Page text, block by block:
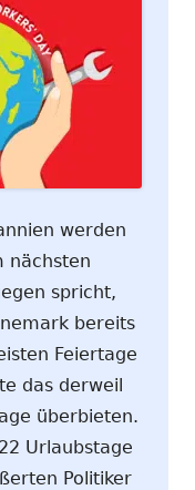
werden
nächsten
spricht,
bereits
Feiertage
das derweil
überbieten.
Urlaubstage
Politiker